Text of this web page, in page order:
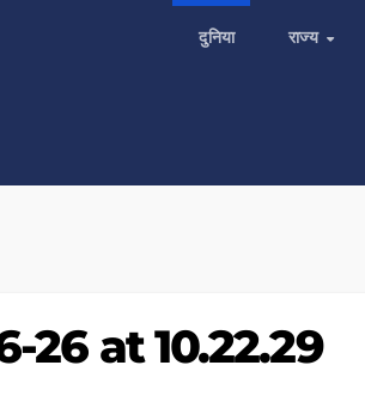
दुनिया राज्य
at 10.22.29